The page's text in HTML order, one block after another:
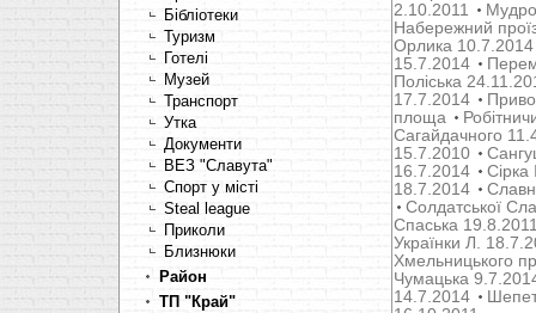
Бібліотеки
Туризм
Готелі
Музей
Транспорт
Утка
Документи
ВЕЗ "Славута"
Спорт у місті
Steal league
Приколи
Близнюки
Район
ТП "Край"
2.10.2011
Набережний
Орлика 10.7.2014
15.7.2014
Поліська
17.7.2014
площа
Сагайдачного
15.7.2010
16.7.2014
Сірка
18.7.2014
Солдатської
Cпаська
Українки Л.
Хмельницького
Чумацька
14.7.2014